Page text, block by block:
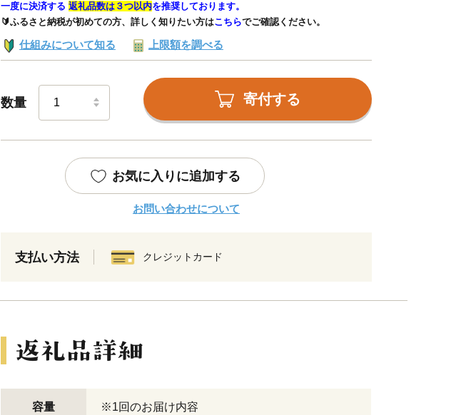
一度に決済する 返礼品数は３つ以内を推奨しております。
🔰ふるさと納税が初めての方、詳しく知りたい方はこちらでご確認ください。
仕組みについて知る 上限額を調べる
数量 寄付する
お気に入りに追加する
お問い合わせについて
支払い方法 クレジットカード
容量 ※1回のお届け内容